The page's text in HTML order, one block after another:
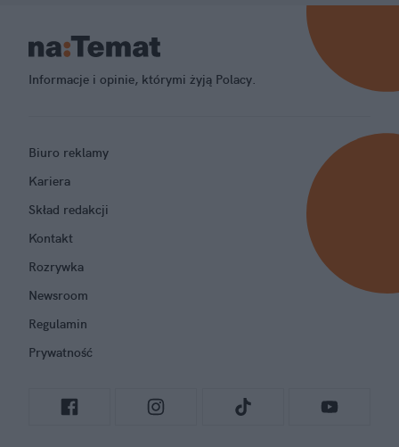
Informacje i opinie, którymi żyją Polacy.
Biuro reklamy
Kariera
Skład redakcji
Kontakt
Rozrywka
Newsroom
Regulamin
Prywatność